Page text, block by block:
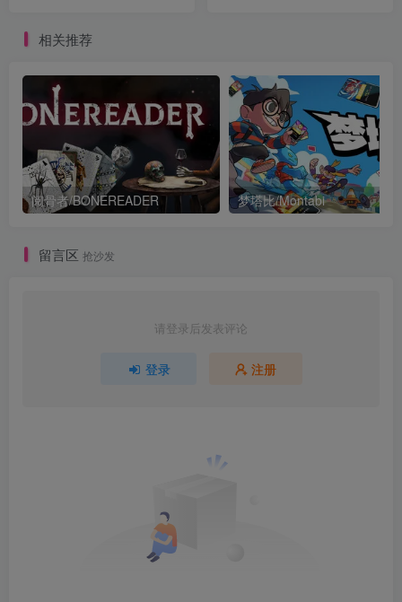
相关推荐
阅骨者/BONEREADER 梦塔比/Montabi
留言区 抢沙发
请登录后发表评论
登录 注册